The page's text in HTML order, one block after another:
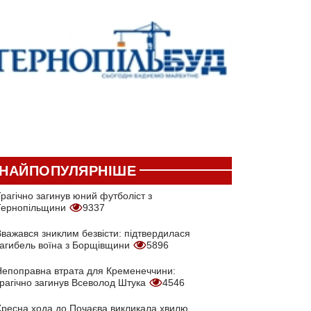
загинув юний футболіст з
9337
зниклим безвісти: підтвердилася
воїна з Борщівщини
5896
втрата для Кременеччини:
загинув Всеволод Штука
4546
хода до Почаєва викликала хвилю